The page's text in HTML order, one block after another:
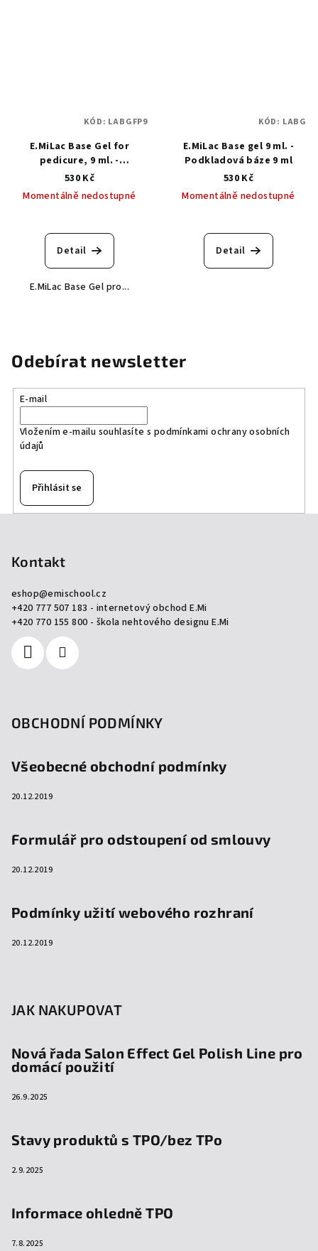
E.MiLac Base Gel for
pedicure, 9 ml. -
Podkladová báze pro
pedikúru
530 Kč
Momentálně nedostupné
Detail
E.MiLac Base Gel pro...
KÓD: LABGFP9
E.MiLac Base gel 9 ml. -
Podkladová báze 9 ml
530 Kč
Momentálně nedostupné
hodnocení
produktu
Detail
KÓD: LABG
Odebírat newsletter
E-mail
Vložením e-mailu souhlasíte s podmínkami ochrany osobních
údajů
Přihlásit se
Kontakt
eshop@emischool.cz
+420 777 507 183 - internetový obchod E.Mi
+420 770 155 800 - škola nehtového designu E.Mi
OBCHODNÍ PODMÍNKY
Všeobecné obchodní podmínky
20.12.2019
Formulář pro odstoupení od smlouvy
20.12.2019
Podmínky užití webového rozhraní
20.12.2019
JAK NAKUPOVAT
Nová řada Salon Effect Gel Polish Line pro
domácí použití
26.9.2025
Stavy produktů s TPO/bez TPo
2.9.2025
Informace ohledně TPO
7.8.2025